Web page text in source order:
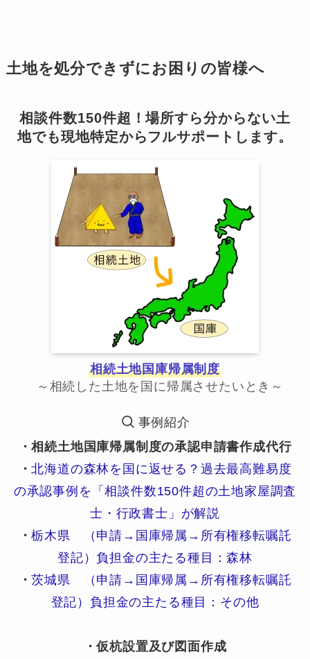
土地を処分できずにお困りの皆様へ
相談件数150件超！場所すら分からない土
地でも現地特定からフルサポートします。
相続土地国庫帰属制度
～相続した土地を国に帰属させたいとき～
事例紹介
・相続土地国庫帰属制度の承認申請書作成代行
・北海道の森林を国に返せる？過去最高難易度
の承認事例を「相談件数150件超の土地家屋調査
士・行政書士」が解説
・栃木県 （申請→国庫帰属→所有権移転嘱託
登記）負担金の主たる種目：森林
・茨城県 （申請→国庫帰属→所有権移転嘱託
登記）負担金の主たる種目：その他
・仮杭設置及び図面作成